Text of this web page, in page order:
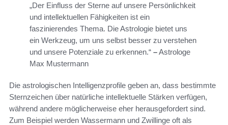
„Der Einfluss der Sterne auf unsere Persönlichkeit
und intellektuellen Fähigkeiten ist ein
faszinierendes Thema. Die Astrologie bietet uns
ein Werkzeug, um uns selbst besser zu verstehen
und unsere Potenziale zu erkennen.“ –Astrologe
Max Mustermann
Die astrologischen Intelligenzprofile geben an, dass bestimmte
Sternzeichen über natürliche intellektuelle Stärken verfügen,
während andere möglicherweise eher herausgefordert sind.
Zum Beispiel werden Wassermann und Zwillinge oft als